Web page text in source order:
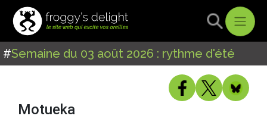
#Semaine du 03 août 2026 : rythme d'été
Motueka